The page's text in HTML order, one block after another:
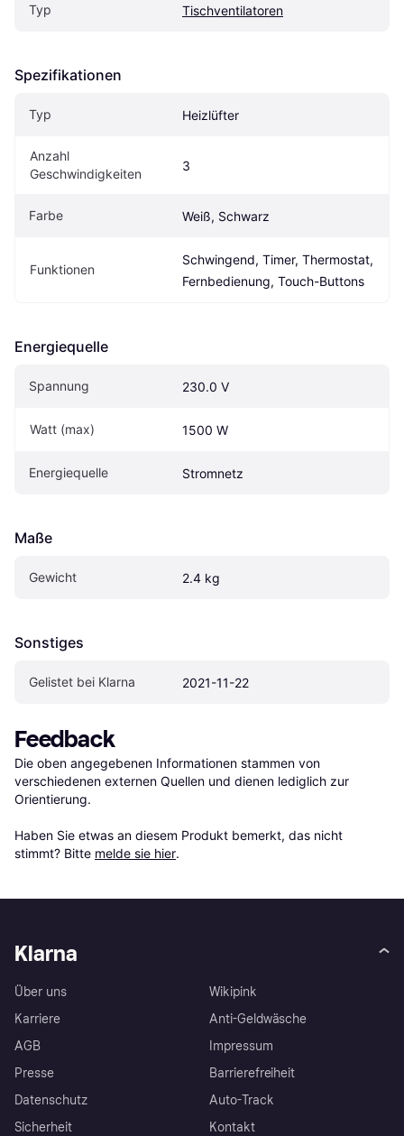
Typ Tischventilatoren
Spezifikationen
Typ Heizlüfter
Anzahl
Geschwindigkeiten
3
Farbe Weiß, Schwarz
Funktionen
Schwingend, Timer, Thermostat,
Fernbedienung, Touch-Buttons
Energiequelle
Spannung 230.0 V
Watt (max) 1500 W
Energiequelle Stromnetz
Maße
Gewicht 2.4 kg
Sonstiges
Gelistet bei Klarna 2021-11-22
Feedback
Die oben angegebenen Informationen stammen von
verschiedenen externen Quellen und dienen lediglich zur
Orientierung.
Haben Sie etwas an diesem Produkt bemerkt, das nicht
stimmt? Bitte melde sie hier.
Klarna
Über uns
Karriere
AGB
Presse
Datenschutz
Sicherheit
Wikipink
Anti-Geldwäsche
Impressum
Barrierefreiheit
Auto-Track
Kontakt